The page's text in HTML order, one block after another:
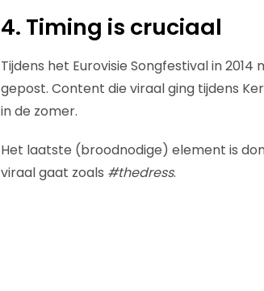
4. Timing is cruciaal
Tijdens het Eurovisie Songfestival in
gepost. Content die viraal ging tijdens
in de zomer.
Het laatste (broodnodige) element is
viraal gaat zoals #thedress.